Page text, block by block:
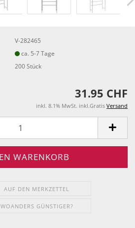
V-282465
ca. 5-7 Tage
200Stück
31.95 CHF
inkl. 8.1% MwSt. inkl.Gratis Versand
AUF DEN MERKZETTEL
WOANDERS GÜNSTIGER?